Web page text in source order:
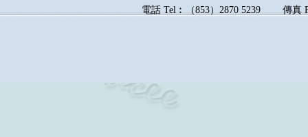
電話 Tel︰（853）2870 5239傳真